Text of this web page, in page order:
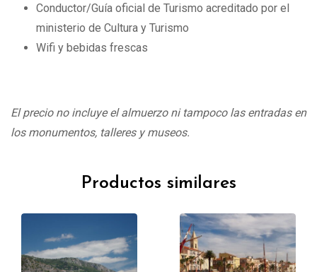
Conductor/Guía oficial de Turismo acreditado por el
ministerio de Cultura y Turismo
Wifi y bebidas frescas
El precio no incluye el almuerzo ni tampoco las entradas en
los monumentos, talleres y museos.
Productos similares